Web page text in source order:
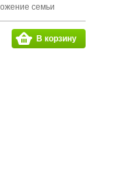
семьи
В корзину